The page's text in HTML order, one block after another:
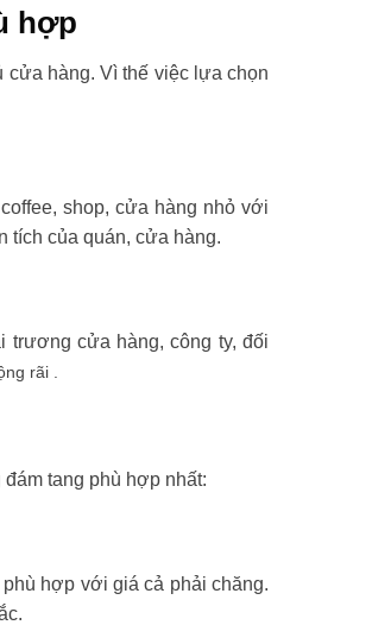
hợp
cửa hàng. Vì thế việc lựa chọn
shop, cửa hàng nhỏ với
tích của quán, cửa hàng.
trương cửa hàng, công ty, đối
rãi .
tang phù hợp nhất:
hợp với giá cả phải chăng.